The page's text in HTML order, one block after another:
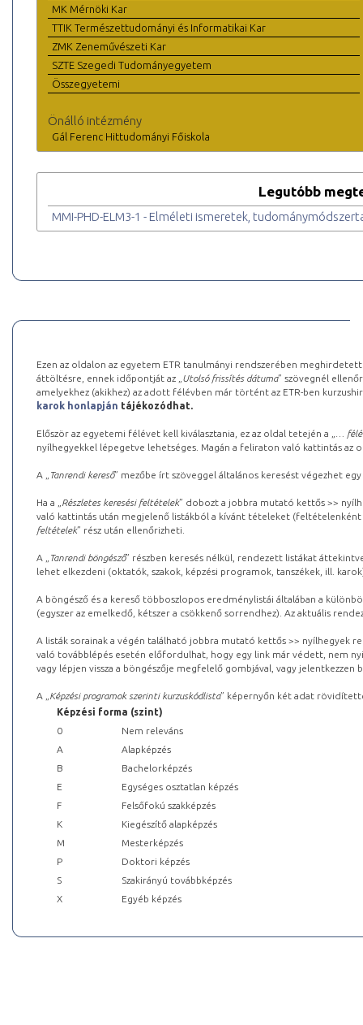
MK Mérnöki Kar
TTIK Természettudományi és Informatikai Kar
ZMK Zeneművészeti Kar
SZTE Szegedi Tudományegyetem
Összegyetemi
Önálló intézmény
Gál Ferenc Hittudományi Főiskola
Legutóbb
MMI-PHD-ELM3-1 - Elméleti ismeretek,
Ezen az oldalon az egyetem ETR tanulmányi rendszerében
áttöltésre, ennek időpontját az „ Utolsó frissítés dátuma” szövegnél
amelyekhez (akikhez) az adott félévben már történt az ETR-ben
karok honlapján tájékozódhat.
Először az egyetemi félévet kell kiválasztania, ez az oldal tetején a „
…
nyílhegyekkel lépegetve lehetséges. Magán a feliraton való kattintás az
A „ Tanrendi kereső” mezőbe írt szöveggel általános keresést végezhet
Ha a „ Részletes keresési feltételek” dobozt a jobbra mutató kettős >>
való kattintás után megjelenő listákból a kívánt tételeket (feltételenként
feltételek” rész után ellenőrizheti.
A „ Tanrendi böngésző” részben keresés nélkül, rendezett listákat
lehet elkezdeni (oktatók, szakok, képzési programok, tanszékek, ill.
A böngésző és a kereső többoszlopos eredménylistái általában a
(egyszer az emelkedő, kétszer a csökkenő sorrendhez). Az aktuális
A listák sorainak a végén található jobbra mutató kettős >> nyílhegyek
való továbblépés esetén előfordulhat, hogy egy link már védett, nem
vagy lépjen vissza a böngészője megfelelő gombjával, vagy
A „ Képzési programok szerinti kurzuskódlista” képernyőn két adat
Képzési forma (szint)
0
Nem releváns
A
Alapképzés
B
Bachelorképzés
E
Egységes osztatlan képzés
F
Felsőfokú szakképzés
K
Kiegészítő alapképzés
M
Mesterképzés
P
Doktori képzés
S
Szakirányú továbbképzés
X
Egyéb képzés